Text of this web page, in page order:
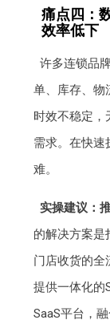
痛点四：
效率低下
许多连锁品
单、库存、物
时效不稳定，
需求。在快速
难。
实操建议：
的解决方案是
门店收货的全
提供一体化的
SaaS平台，